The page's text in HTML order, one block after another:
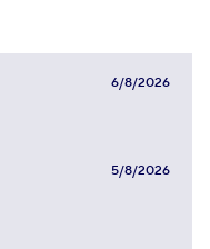
6/8/2026
5/8/2026